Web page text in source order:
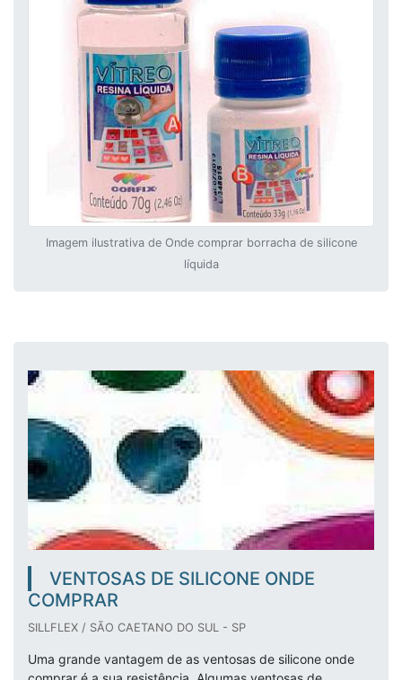
Imagem ilustrativa de Onde comprar borracha de silicone
líquida
VENTOSAS DE SILICONE ONDE
COMPRAR
SILLFLEX / SÃO CAETANO DO SUL - SP
Uma grande vantagem de as ventosas de silicone onde